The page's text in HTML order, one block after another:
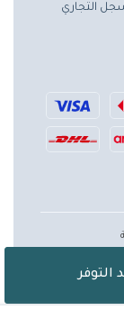
التوفر
التجاري